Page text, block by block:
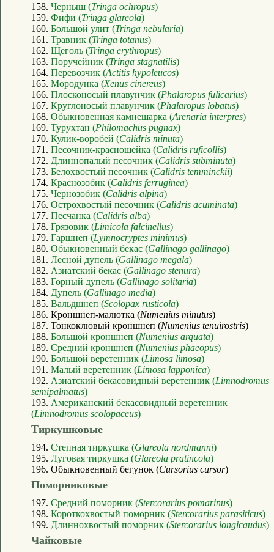
158. Черныш (Tringa ochropus)
159. Фифи (Tringa glareola)
160. Большой улит (Tringa nebularia)
161. Травник (Tringa totanus)
162. Щеголь (Tringa erythropus)
163. Поручейник (Tringa stagnatilis)
164. Перевозчик (Actitis hypoleucos)
165. Мородунка (Xenus cinereus)
166. Плосконосый плавунчик (Phalaropus fulicarius)
167. Круглоносый плавунчик (Phalaropus lobatus)
168. Обыкновенная камнешарка (Arenaria interpres)
169. Турухтан (Philomachus pugnax)
170. Кулик-воробей (Calidris minuta)
171. Песочник-красношейка (Calidris ruficollis)
172. Длиннопалый песочник (Calidris subminuta)
173. Белохвостый песочник (Calidris temminckii)
174. Краснозобик (Calidris ferruginea)
175. Чернозобик (Calidris alpina)
176. Острохвостый песочник (Calidris acuminata)
177. Песчанка (Calidris alba)
178. Грязовик (Limicola falcinellus)
179. Гаршнеп (Lymnocryptes minimus)
180. Обыкновенный бекас (Gallinago gallinago)
181. Лесной дупель (Gallinago megala)
182. Азиатский бекас (Gallinago stenura)
183. Горный дупель (Gallinago solitaria)
184. Дупель (Gallinago media)
185. Вальдшнеп (Scolopax rusticola)
186. Кроншнеп-малютка (Numenius minutus)
187. Тонкоклювый кроншнеп (Numenius tenuirostris)
188. Большой кроншнеп (Numenius arquata)
189. Средний кроншнеп (Numenius phaeopus)
190. Большой веретенник (Limosa limosa)
191. Малый веретенник (Limosa lapponica)
192. Азиатский бекасовидный веретенник (Limnodromus
semipalmatus)
193. Американский бекасовидный веретенник
(Limnodromus scolopaceus)
Тиркушковые
194. Степная тиркушка (Glareola nordmanni)
195. Луговая тиркушка (Glareola pratincola)
196. Обыкновенный бегунок (Cursorius cursor)
Поморниковые
197. Средний поморник (Stercorarius pomarinus)
198. Короткохвостый поморник (Stercorarius parasiticus)
199. Длиннохвостый поморник (Stercorarius longicaudus)
Чайковые